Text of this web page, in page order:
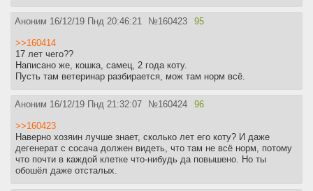
Аноним 16/12/19 Пнд 20:46:21 №160423 95
>>160414
17 лет чего??
Написано же, кошка, самец, 2 года коту.
Пусть там ветеринар разбирается, мож там норм всё.
Аноним 16/12/19 Пнд 21:32:07 №160424 96
>>160423
Наверно хозяин лучше знает, сколько лет его коту? И даже
дегенерат с сосача должен видеть, что там не всё норм, потому
что почти в каждой клетке что-нибудь да повышено. Но ты
обошёл даже отсталых.